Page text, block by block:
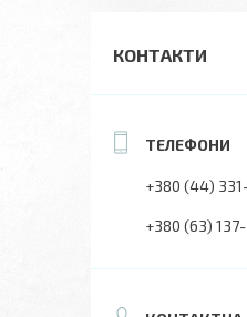
КОНТАКТИ
+380 (44)
+380 (63)